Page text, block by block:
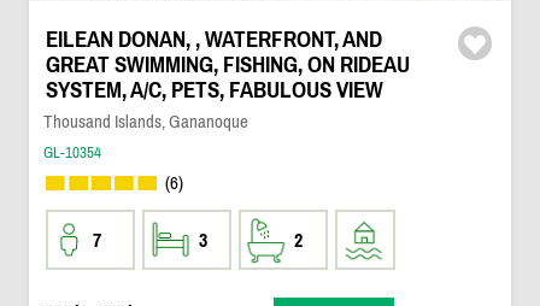
EILEAN DONAN, , WATERFRONT, AND
GREAT SWIMMING, FISHING, ON RIDEAU
SYSTEM, A/C, PETS, FABULOUS VIEW
Thousand Islands, Gananoque
GL-10354
(6)
7 3 2